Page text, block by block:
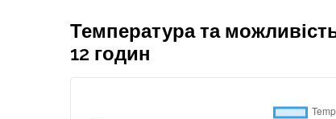
Температура та
12 годин